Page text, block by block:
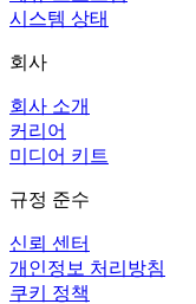
시스템 상태
회사
회사 소개
커리어
미디어 키트
규정 준수
신뢰 센터
개인정보 처리방침
쿠키 정책